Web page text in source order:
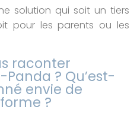
solution qui soit un tiers
pour les parents ou les
raconter
Panda ? Qu’est-
envie de
?